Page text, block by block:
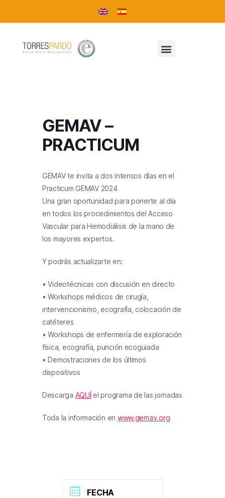
GEMAV –
PRACTICUM
GEMAVte invita a dos intensos días en el
Practicum GEMAV 2024
Una gran oportunidad para ponerte al día
en todos los procedimientos del Acceso
Vascular para Hemodiálisis de la mano de
los mayores expertos.
Y podrás actualizarte en:
• Videotécnicas con discusión en directo
• Workshops médicos de cirugía,
intervencionismo, ecografía, colocación de
catéteres
• Workshops de enfermería de exploración
física, ecografía, punción ecoguiada
• Demostraciones de los últimos
dispositivos
Descarga AQUÍ el programa de las jornadas
Toda la información en www.gemav.org
FECHA